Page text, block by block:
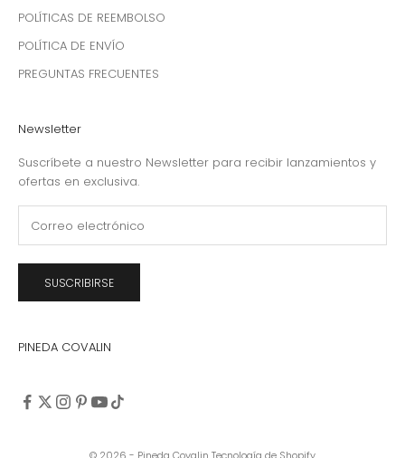
POLÍTICAS DE REEMBOLSO
POLÍTICA DE ENVÍO
PREGUNTAS FRECUENTES
Newsletter
Suscríbete a nuestro Newsletter para recibir lanzamientos y
ofertas en exclusiva.
SUSCRIBIRSE
PINEDA COVALIN